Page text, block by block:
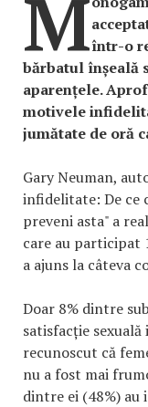
Mîntr-o
bărbatul înșeală
aparențele.
motivele
jumătate de oră
Gary Neuman,
infidelitate: De ce
preveni asta" a
care au participat
a ajuns la câteva
Doar 8% dintre
satisfacție
recunoscut că
nu a fost mai
dintre ei (48%)